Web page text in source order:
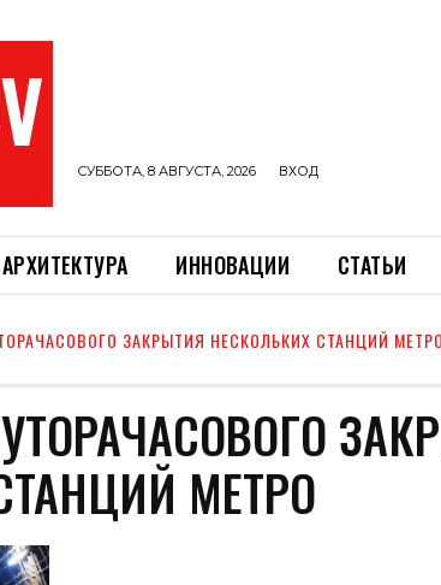
СУББОТА, 8 АВГУСТА, 2026 ВХОД
АРХИТЕКТУРА ИННОВАЦИИ СТАТЬИ
ЗАКРЫТИЯ НЕСКОЛЬКИХ СТАНЦИЙ МЕТРО
МЕТРО